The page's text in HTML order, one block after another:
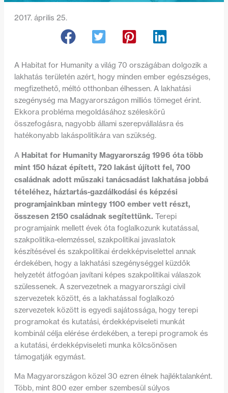
2017. április 25.
A Habitat for Humanity a világ 70 országában dolgozik a
lakhatás területén azért, hogy minden ember egészséges,
megfizethető, méltó otthonban élhessen. A lakhatási
szegénység ma Magyarországon milliós tömeget érint.
Ekkora probléma megoldásához széleskörű
összefogásra, nagyobb állami szerepvállalásra és
hatékonyabb lakáspolitikára van szükség.
A Habitat for Humanity Magyarország 1996 óta több
mint 150 házat épített, 720 lakást újított fel, 700
családnak adott műszaki tanácsadást lakhatása jobbá
tételéhez, háztartás-gazdálkodási és képzési
programjainkban mintegy 1100 ember vett részt,
összesen 2150 családnak segítettünk. Terepi
programjaink mellett évek óta foglalkozunk kutatással,
szakpolitika-elemzéssel, szakpolitikai javaslatok
készítésével és szakpolitikai érdekképviselettel annak
érdekében, hogy a lakhatási szegénységgel küzdők
helyzetét átfogóan javítani képes szakpolitikai válaszok
szülessenek. A szervezetnek a magyarországi civil
szervezetek között, és a lakhatással foglalkozó
szervezetek között is egyedi sajátossága, hogy terepi
programokat és kutatási, érdekképviseleti munkát
kombinál célja elérése érdekében, a terepi programok és
a kutatási, érdekképviseleti munka kölcsönösen
támogatják egymást.
Ma Magyarországon közel 30 ezren élnek hajléktalanként.
Több, mint 800 ezer ember szembesül súlyos